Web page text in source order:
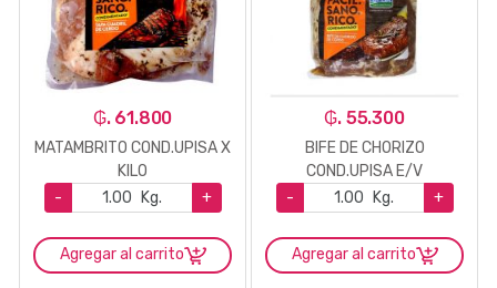
₲. 61.800
MATAMBRITO COND.UPISA X
KILO
-
Kg. +
Agregar al carrito
₲. 55.300
BIFE DE CHORIZO
COND.UPISA E/V
-
Kg. +
Agregar al carrito